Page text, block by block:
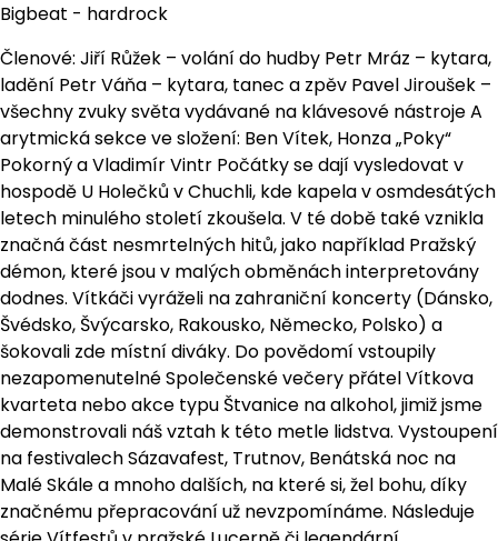
Bigbeat - hardrock
Členové: Jiří Růžek – volání do hudby Petr Mráz – kytara,
ladění Petr Váňa – kytara, tanec a zpěv Pavel Jiroušek –
všechny zvuky světa vydávané na klávesové nástroje A
arytmická sekce ve složení: Ben Vítek, Honza „Poky“
Pokorný a Vladimír Vintr Počátky se dají vysledovat v
hospodě U Holečků v Chuchli, kde kapela v osmdesátých
letech minulého století zkoušela. V té době také vznikla
značná část nesmrtelných hitů, jako například Pražský
démon, které jsou v malých obměnách interpretovány
dodnes. Vítkáči vyráželi na zahraniční koncerty (Dánsko,
Švédsko, Švýcarsko, Rakousko, Německo, Polsko) a
šokovali zde místní diváky. Do povědomí vstoupily
nezapomenutelné Společenské večery přátel Vítkova
kvarteta nebo akce typu Štvanice na alkohol, jimiž jsme
demonstrovali náš vztah k této metle lidstva. Vystoupení
na festivalech Sázavafest, Trutnov, Benátská noc na
Malé Skále a mnoho dalších, na které si, žel bohu, díky
značnému přepracování už nevzpomínáme. Následuje